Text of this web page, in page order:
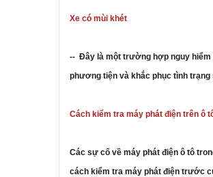
Xe có mùi khét
-- Đây là một trường hợp nguy hiểm
phương tiện và khắc phục tình trạng
Cách kiểm tra máy phát điện trên ô
Các sự cố về máy phát điện ô tô
cách kiểm tra máy phát điện trước